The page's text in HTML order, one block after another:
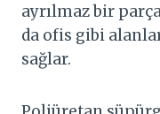
ayrılmaz bir
da ofis gibi
sağlar.